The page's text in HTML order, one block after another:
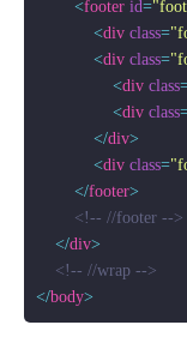
<footer id=
<div class=
<div class=
<div class
<div class
</div>
<div class=
</footer>
<!-- //footer -->
</div>
<!-- //wrap -->
</body>